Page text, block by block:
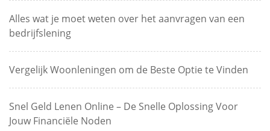
Alles wat je moet weten over het aanvragen van een
bedrijfslening
Vergelijk Woonleningen om de Beste Optie te Vinden
Snel Geld Lenen Online – De Snelle Oplossing Voor
Jouw Financiële Noden